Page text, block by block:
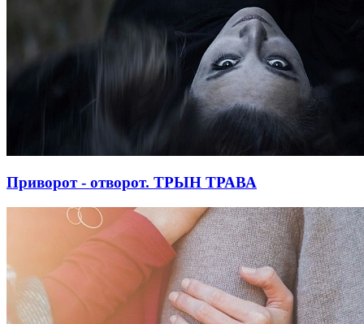
Приворот - отворот. ТРЫН ТРАВА